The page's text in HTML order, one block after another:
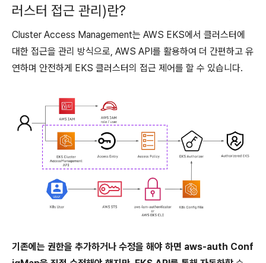
러스터 접근 관리)란?
Cluster Access Management는 AWS EKS에서 클러스터에
대한 접근을 관리 방식으로, AWS API를 활용하여 더 간편하고 유
연하며 안전하게 EKS 클러스터의 접근 제어를 할 수 있습니다.
기존에는 권한을 추가하거나 수정을 해야 하면 aws-auth Conf